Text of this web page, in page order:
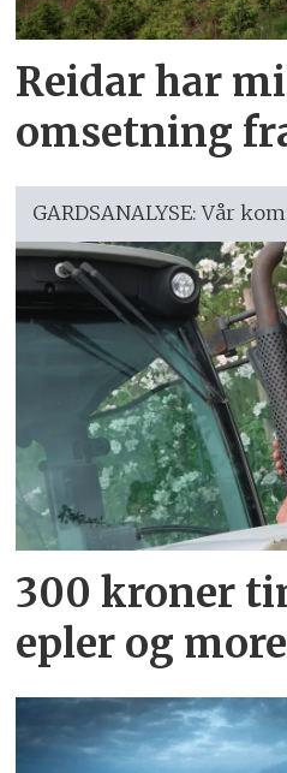
Reidar har
omsetning
GARDSANALYSE: Vår
300 kroner
epler og